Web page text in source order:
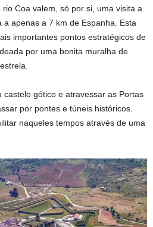
Coa valem, só por si, uma visita a
apenas a 7 km de Espanha. Esta
importantes pontos estratégicos de
por uma bonita muralha de
castelo gótico e atravessar as Portas
por pontes e túneis históricos.
naqueles tempos através de uma